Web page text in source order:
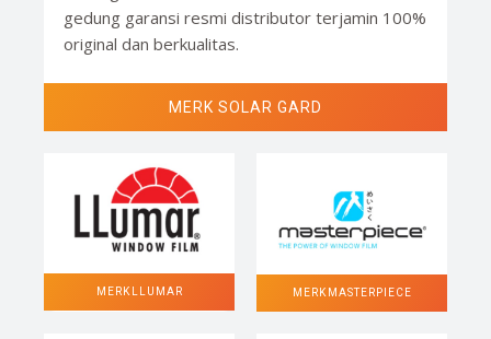
gedung garansi resmi distributor terjamin 100%
original dan berkualitas.
MERK SOLAR GARD
MERK LLUMAR MERK MASTERPIECE